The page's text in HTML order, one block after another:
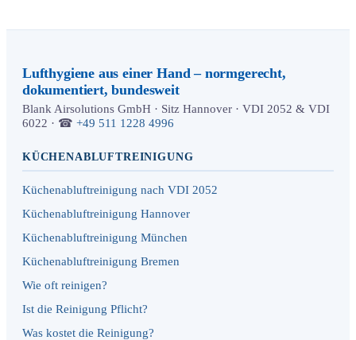
Lufthygiene aus einer Hand – normgerecht,
dokumentiert, bundesweit
Blank Airsolutions GmbH · Sitz Hannover · VDI 2052 & VDI
6022 · ☎ +49 511 1228 4996
KÜCHENABLUFTREINIGUNG
Küchenabluftreinigung nach VDI 2052
Küchenabluftreinigung Hannover
Küchenabluftreinigung München
Küchenabluftreinigung Bremen
Wie oft reinigen?
Ist die Reinigung Pflicht?
Was kostet die Reinigung?